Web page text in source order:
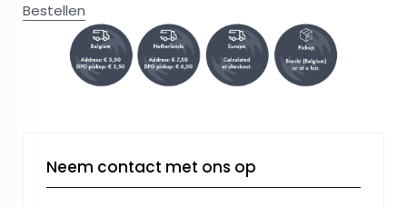
Bestellen
Neem contact met ons op